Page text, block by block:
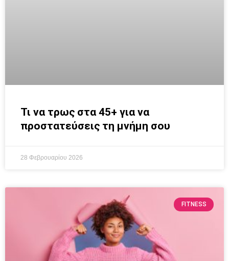
Τι να τρως στα 45+ για να
προστατεύσεις τη μνήμη σου
28 Φεβρουαρίου 2026
FITNESS